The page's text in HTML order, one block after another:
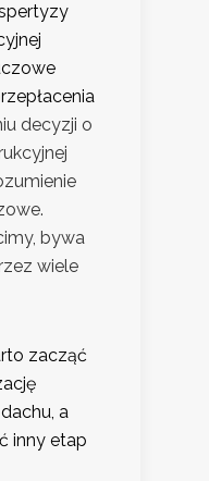
decyzji o
bywa
wiele
zacząć
a
inny etap